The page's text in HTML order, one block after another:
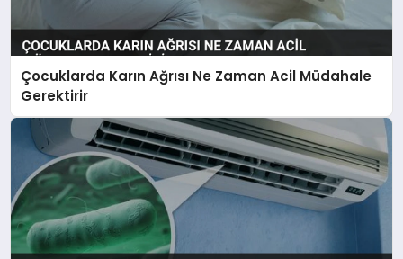
Çocuklarda Karın Ağrısı Ne Zaman Acil Müdahale
Gerektirir